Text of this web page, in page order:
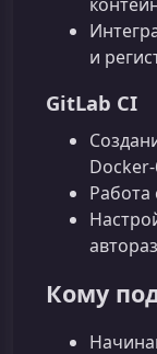
и
GitLab CI
Работа
Кому